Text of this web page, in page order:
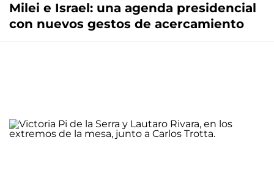
Milei e Israel: una agenda presidencial
con nuevos gestos de acercamiento